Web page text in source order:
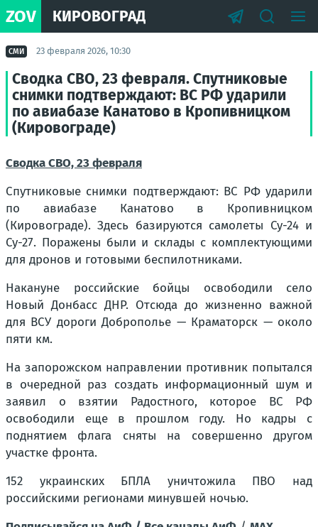
ZOV КИРОВОГРАД
СМИ 23 февраля 2026, 10:30
Сводка СВО, 23 февраля. Спутниковые
снимки подтверждают: ВС РФ ударили
по авиабазе Канатово в Кропивницком
(Кировограде)
Сводка СВО, 23 февраля
Спутниковые снимки подтверждают: ВС РФ ударили
по авиабазе Канатово в Кропивницком
(Кировограде). Здесь базируются самолеты Су-24 и
Су-27. Поражены были и склады с комплектующими
для дронов и готовыми беспилотниками.
Накануне российские бойцы освободили село
Новый Донбасс ДНР. Отсюда до жизненно важной
для ВСУ дороги Доброполье — Краматорск — около
пяти км.
На запорожском направлении противник попытался
в очередной раз создать информационный шум и
заявил о взятии Радостного, которое ВС РФ
освободили еще в прошлом году. Но кадры с
поднятием флага сняты на совершенно другом
участке фронта.
152 украинских БПЛА уничтожила ПВО над
российскими регионами минувшей ночью.